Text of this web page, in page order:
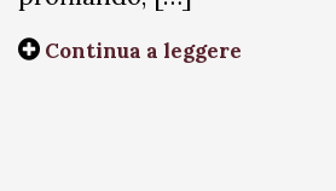
Continua a leggere